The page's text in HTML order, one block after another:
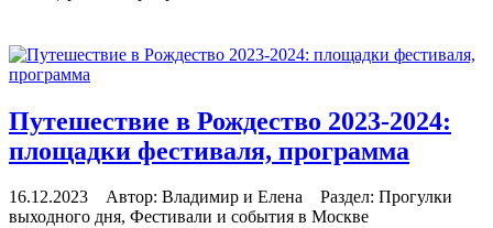
Путешествие в Рождество 2023-2024:
площадки фестиваля, программа
16.12.2023 Автор: Владимир и Елена Раздел: Прогулки
выходного дня, Фестивали и события в Москве